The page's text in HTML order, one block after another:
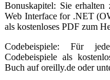
Bonuskapitel: Sie
Web Interface for .NET
als kostenloses PDF zum
Codebeispiele: Für
Codebeispiele als
Buch auf oreilly.de oder